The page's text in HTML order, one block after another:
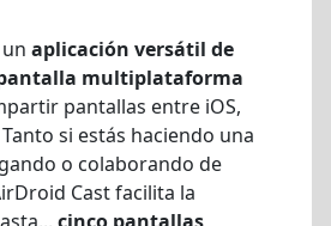
aplicación versátil de
multiplataforma
pantallas entre iOS,
si estás haciendo una
o colaborando de
Cast facilita la